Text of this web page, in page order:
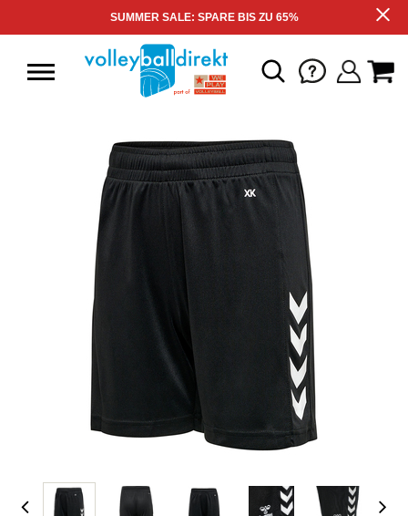
SUMMER SALE: SPARE BIS ZU 65%